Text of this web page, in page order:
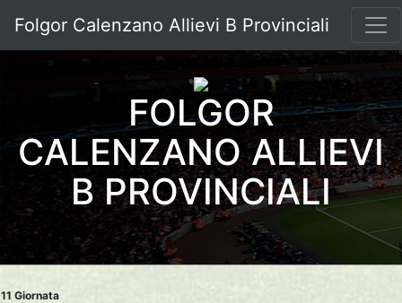
Folgor Calenzano Allievi B Provinciali
FOLGOR
CALENZANO ALLIEVI
B PROVINCIALI
11 Giornata